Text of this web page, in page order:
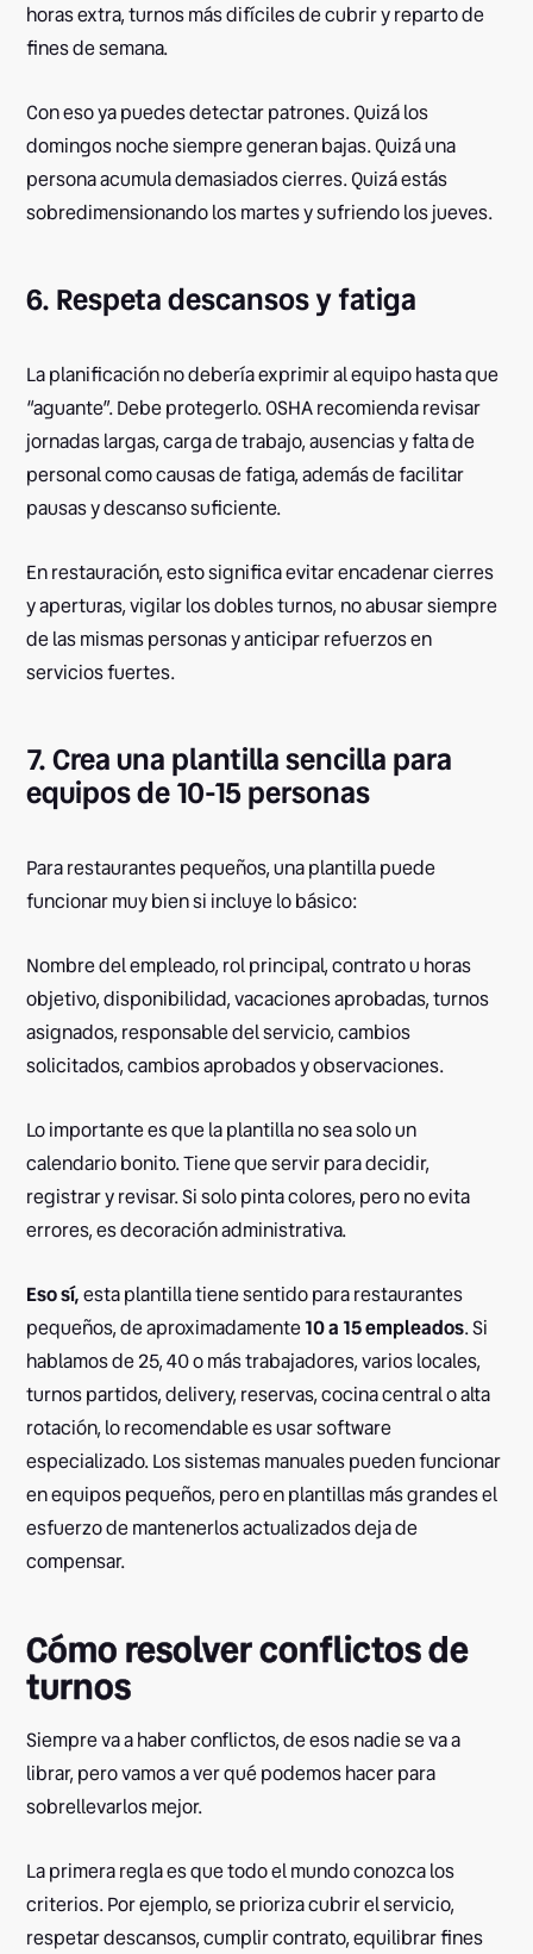
horas extra, turnos más difíciles de cubrir y reparto de
fines de semana.
Con eso ya puedes detectar patrones. Quizá los
domingos noche siempre generan bajas. Quizá una
persona acumula demasiados cierres. Quizá estás
sobredimensionando los martes y sufriendo los jueves.
6. Respeta descansos y fatiga
La planificación no debería exprimir al equipo hasta que
“aguante”. Debe protegerlo. OSHA recomienda revisar
jornadas largas, carga de trabajo, ausencias y falta de
personal como causas de fatiga, además de facilitar
pausas y descanso suficiente.
En restauración, esto significa evitar encadenar cierres
y aperturas, vigilar los dobles turnos, no abusar siempre
de las mismas personas y anticipar refuerzos en
servicios fuertes.
7. Crea una plantilla sencilla para
equipos de 10-15 personas
Para restaurantes pequeños, una plantilla puede
funcionar muy bien si incluye lo básico:
Nombre del empleado, rol principal, contrato u horas
objetivo, disponibilidad, vacaciones aprobadas, turnos
asignados, responsable del servicio, cambios
solicitados, cambios aprobados y observaciones.
Lo importante es que la plantilla no sea solo un
calendario bonito. Tiene que servir para decidir,
registrar y revisar. Si solo pinta colores, pero no evita
errores, es decoración administrativa.
Eso sí,esta plantilla tiene sentido para restaurantes
pequeños, de aproximadamente10 a 15 empleados. Si
hablamos de 25, 40 o más trabajadores, varios locales,
turnos partidos, delivery, reservas, cocina central o alta
rotación, lo recomendable es usar software
especializado. Los sistemas manuales pueden funcionar
en equipos pequeños, pero en plantillas más grandes el
esfuerzo de mantenerlos actualizados deja de
compensar.
Cómo resolver conflictos de
turnos
Siempre va a haber conflictos, de esos nadie se va a
librar, pero vamos a ver qué podemos hacer para
sobrellevarlos mejor.
La primera regla es que todo el mundo conozca los
criterios. Por ejemplo, se prioriza cubrir el servicio,
respetar descansos, cumplir contrato, equilibrar fines